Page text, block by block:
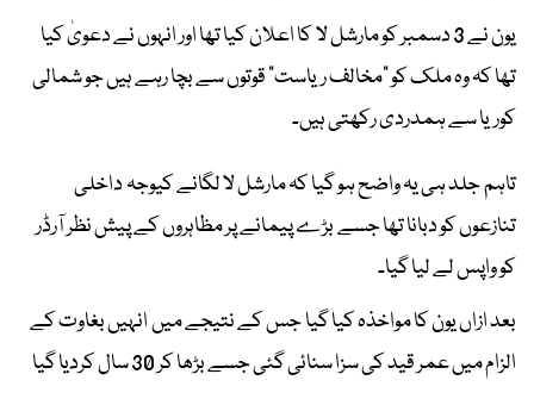
یون نے 3 دسمبر کو مارشل لا کا اعلان کیا تھا اور انہوں نے دعویٰ کیا
تھا کہ وہ ملک کو "مخالف ریاست" قوتوں سے بچا رہے ہیں جو شمالی
کوریا سے ہمدردی رکھتی ہیں۔
تاہم جلد ہی یہ واضح ہو گیا کہ مارشل لا لگانے کیوجہ داخلی
تنازعوں کو دبانا تھا جسے بڑے پیمانے پر مظاہروں کے پیش نظر آرڈر
کو واپس لے لیا گیا۔
بعد ازاں یون کا مواخذہ کیا گیا جس کے نتیجے میں انہیں بغاوت کے
الزام میں عمر قید کی سزا سنائی گئی جسے بڑھا کر 30 سال کردیا گیا